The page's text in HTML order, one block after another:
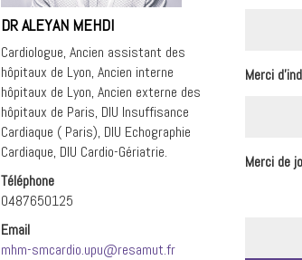
DR ALEYAN MEHDI
Cardiologue, Ancien assistant des
hôpitaux de Lyon, Ancien interne
hôpitaux de Lyon, Ancien externe des
hôpitaux de Paris, DIU Insuffisance
Cardiaque ( Paris), DIU Echographie
Cardiaque, DIU Cardio-Gériatrie.
Téléphone
0487650125
Email
mhm-smcardio.upu@resamut.fr
Merci
Merci de